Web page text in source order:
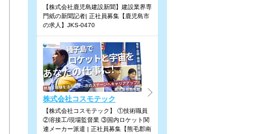
【株式会社鹿児島建設新聞】建設業界専
門紙の新聞記者| 正社員募集【鹿児島市
の求人】JKS-0470
株式会社コスモテック
【株式会社コスモテック】 ①技術職員
②溶接工/現場監督業 ③国内ロケット関
連メーカー派遣 | 正社員募集【熊毛郡南